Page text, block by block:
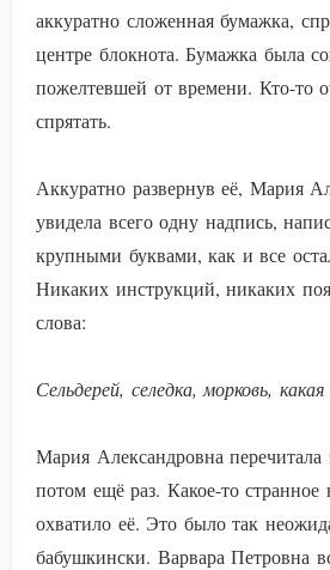
аккуратно сложенная бумажка,
центре блокнота. Бумажка была
пожелтевшей от времени. Кто-то
спрятать.
Аккуратно развернув её, Мария
увидела всего одну надпись,
крупными буквами, как и все
Никаких инструкций, никаких
слова:
Сельдерей, селедка, морковь, какая
Мария Александровна
потом ещё раз. Какое-то странное
охватило её. Это было так
бабушкински. Варвара Петровна